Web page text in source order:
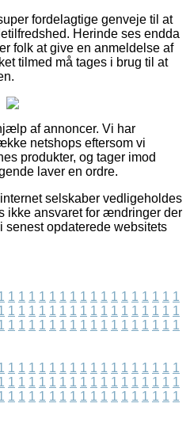
fordelagtige genveje til at
Herinde ses endda
folk at give en anmeldelse af
tilmed må tages i brug til at
af annoncer. Vi har
netshops eftersom vi
produkter, og tager imod
laver en ordre.
selskaber vedligeholdes
ikke ansvaret for ændringer der
opdaterede websitets
1 1 1 1 1 1 1 1 1 1 1 1 1 1 1 1 1
1 1 1 1 1 1 1 1 1 1 1 1 1 1 1 1 1
1 1 1 1 1 1 1 1 1 1 1 1 1 1 1 1 1
1 1 1 1 1 1 1 1 1 1 1 1 1 1 1 1 1
1 1 1 1 1 1 1 1 1 1 1 1 1 1 1 1 1
1 1 1 1 1 1 1 1 1 1 1 1 1 1 1 1 1